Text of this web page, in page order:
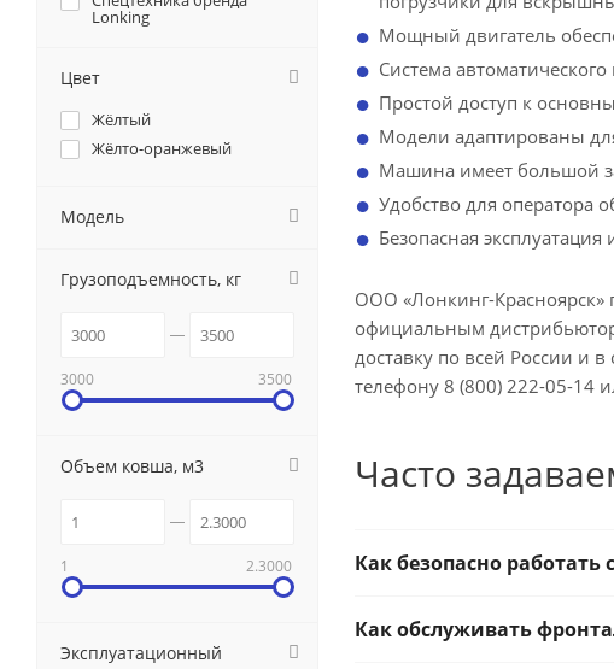
Мощный двигатель
Система
Простой доступ к
Модели адаптированы
Машина имеет большой
Удобство для оператора
Безопасная
ООО «Лонкинг-Красноярск»
официальным
доставку по всей России и
телефону 8 (800) 222-05-14
Часто
Как безопасно
Как обслуживать
Lonking
Цвет
Жёлтый
Жёлто-оранжевый
Модель
Грузоподъемность, кг
3000 3500
Объем ковша, м3
1 2.3000
Эксплуатационный